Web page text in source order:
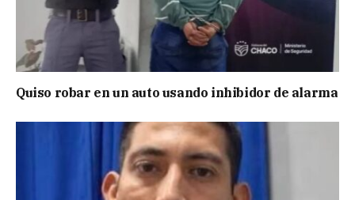
Quiso robar en un auto usando inhibidor de alarma